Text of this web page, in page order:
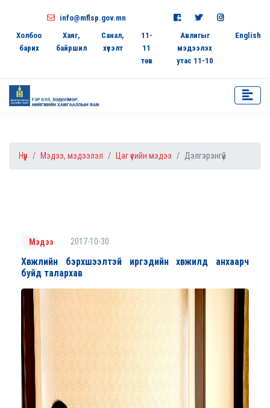
info@mflsp.gov.mn
Холбоо
барих
Хаяг,
байршил
Санал,
хүсэлт
11-
11
төв
Авлигыг
мэдээлэх
утас 11-10
English
Нүүр Мэдээ, мэдээлэл Цаг үеийн мэдээ Дэлгэрэнгүй
Мэдээ 2017-10-30
Хөгжлийн бэрхшээлтэй иргэдийн хөгжилд анхаарч
буйд талархав